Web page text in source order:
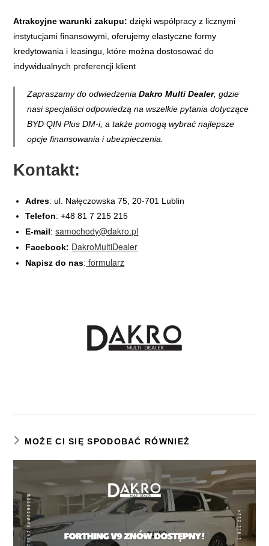
Atrakcyjne warunki zakupu: dzięki współpracy z licznymi
instytucjami finansowymi, oferujemy elastyczne formy
kredytowania i leasingu, które można dostosować do
indywidualnych preferencji klient
Zapraszamy do odwiedzeniaDakro Multi Dealer, gdzie
nasi specjaliści odpowiedzą na wszelkie pytania dotyczące
BYD QIN Plus DM-i, a także pomogą wybrać najlepsze
opcje finansowania i ubezpieczenia.
Kontakt:
Adres: ul. Nałęczowska 75, 20-701 Lublin
Telefon: +48 81 7 215 215
E-mail:samochody@dakro.pl
Facebook: DakroMultiDealer
Napisz do nas: formularz
MOŻE CI SIĘ SPODOBAĆ RÓWNIEŻ